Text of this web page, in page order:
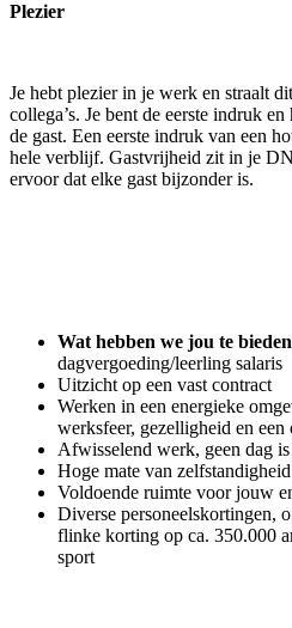
Plezier
Je hebt plezier in je werk en straalt
collega’s. Je bent de eerste indruk
de gast. Een eerste indruk van een
hele verblijf. Gastvrijheid zit in je
ervoor dat elke gast bijzonder is.
Wat hebben we jou te
dagvergoeding/leerling salaris
Uitzicht op een vast contract
Werken in een energieke
werksfeer, gezelligheid en een
Afwisselend werk, geen dag
Hoge mate van
Voldoende ruimte voor jouw
Diverse personeelskortingen,
flinke korting op ca. 350.000
sport